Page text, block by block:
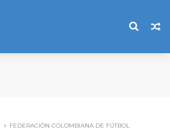
FEDERACIÓN COLOMBIANA DE FÚTBOL